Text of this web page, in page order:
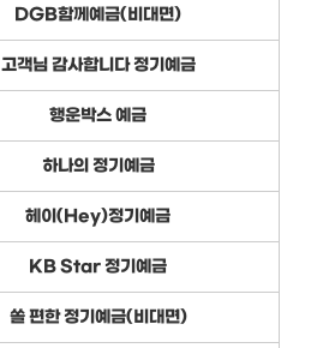
DGB함께예금(비대면)
고객님 감사합니다 정기예금
행운박스 예금
하나의 정기예금
헤이(Hey)정기예금
KB Star 정기예금
쏠 편한 정기예금(비대면)